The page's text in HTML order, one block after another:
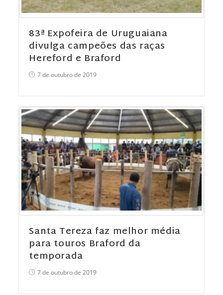
83ª Expofeira de Uruguaiana
divulga campeões das raças
Hereford e Braford
7 de outubro de 2019
Santa Tereza faz melhor média
para touros Braford da
temporada
7 de outubro de 2019